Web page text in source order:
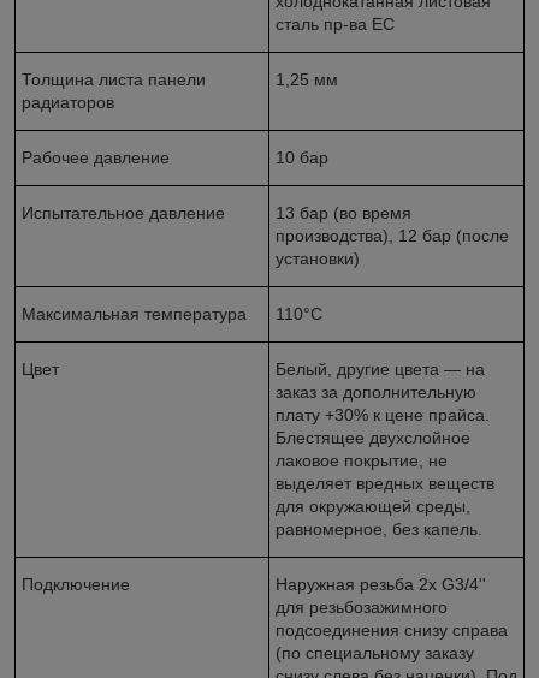
сталь пр-ва ЕС
Толщина листа панели
радиаторов
1,25 мм
Рабочее давление 10 бар
Испытательное давление
13 бар (во время
производства), 12 бар (после
установки)
Максимальная температура 110°С
Цвет
Белый, другие цвета — на
заказ за дополнительную
плату +30% к цене прайса.
Блестящее двухслойное
лаковое покрытие, не
выделяет вредных веществ
для окружающей среды,
равномерное, без капель.
Подключение
Наружная резьба 2х G3/4''
для резьбозажимного
подсоединения снизу справа
(по специальному заказу